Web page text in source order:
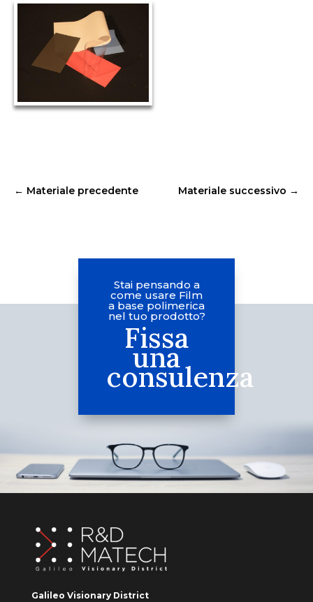
← Materiale precedente Materiale successivo →
Stai pensando a
come usare Film
a base polimerica
nel tuo prodotto?
Fissa
una
consulenza
Galileo Visionary District